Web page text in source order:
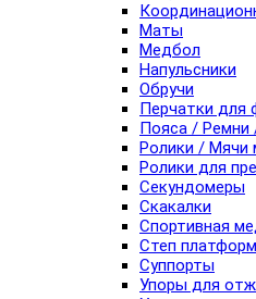
Маты
Медбол
Напульсники
Обручи
Перчатки для
Пояса /
Ролики / Мячи
Ролики для
Секундомеры
Скакалки
Спортивная
Степ
Суппорты
Упоры для